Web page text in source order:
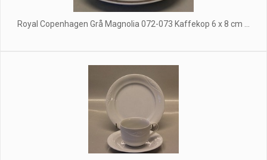
Royal Copenhagen Grå Magnolia 072-073 Kaffekop 6 x 8 cm ...